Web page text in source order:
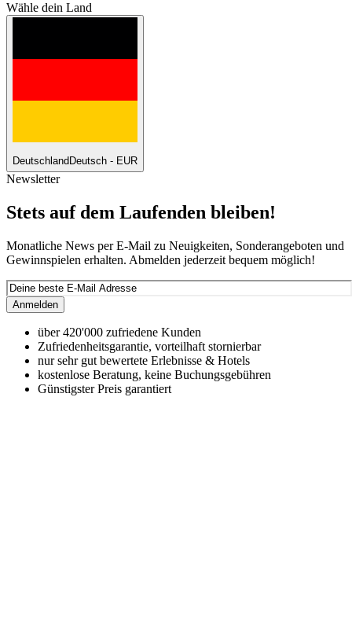
Wähle dein Land
Deutschland Deutsch - EUR
Newsletter
Stets auf dem Laufenden bleiben!
Monatliche News per E-Mail zu Neuigkeiten, Sonderangeboten und
Gewinnspielen erhalten. Abmelden jederzeit bequem möglich!
Anmelden
über 420'000 zufriedene Kunden
Zufriedenheitsgarantie, vorteilhaft stornierbar
nur sehr gut bewertete Erlebnisse & Hotels
kostenlose Beratung, keine Buchungsgebühren
Günstigster Preis garantiert